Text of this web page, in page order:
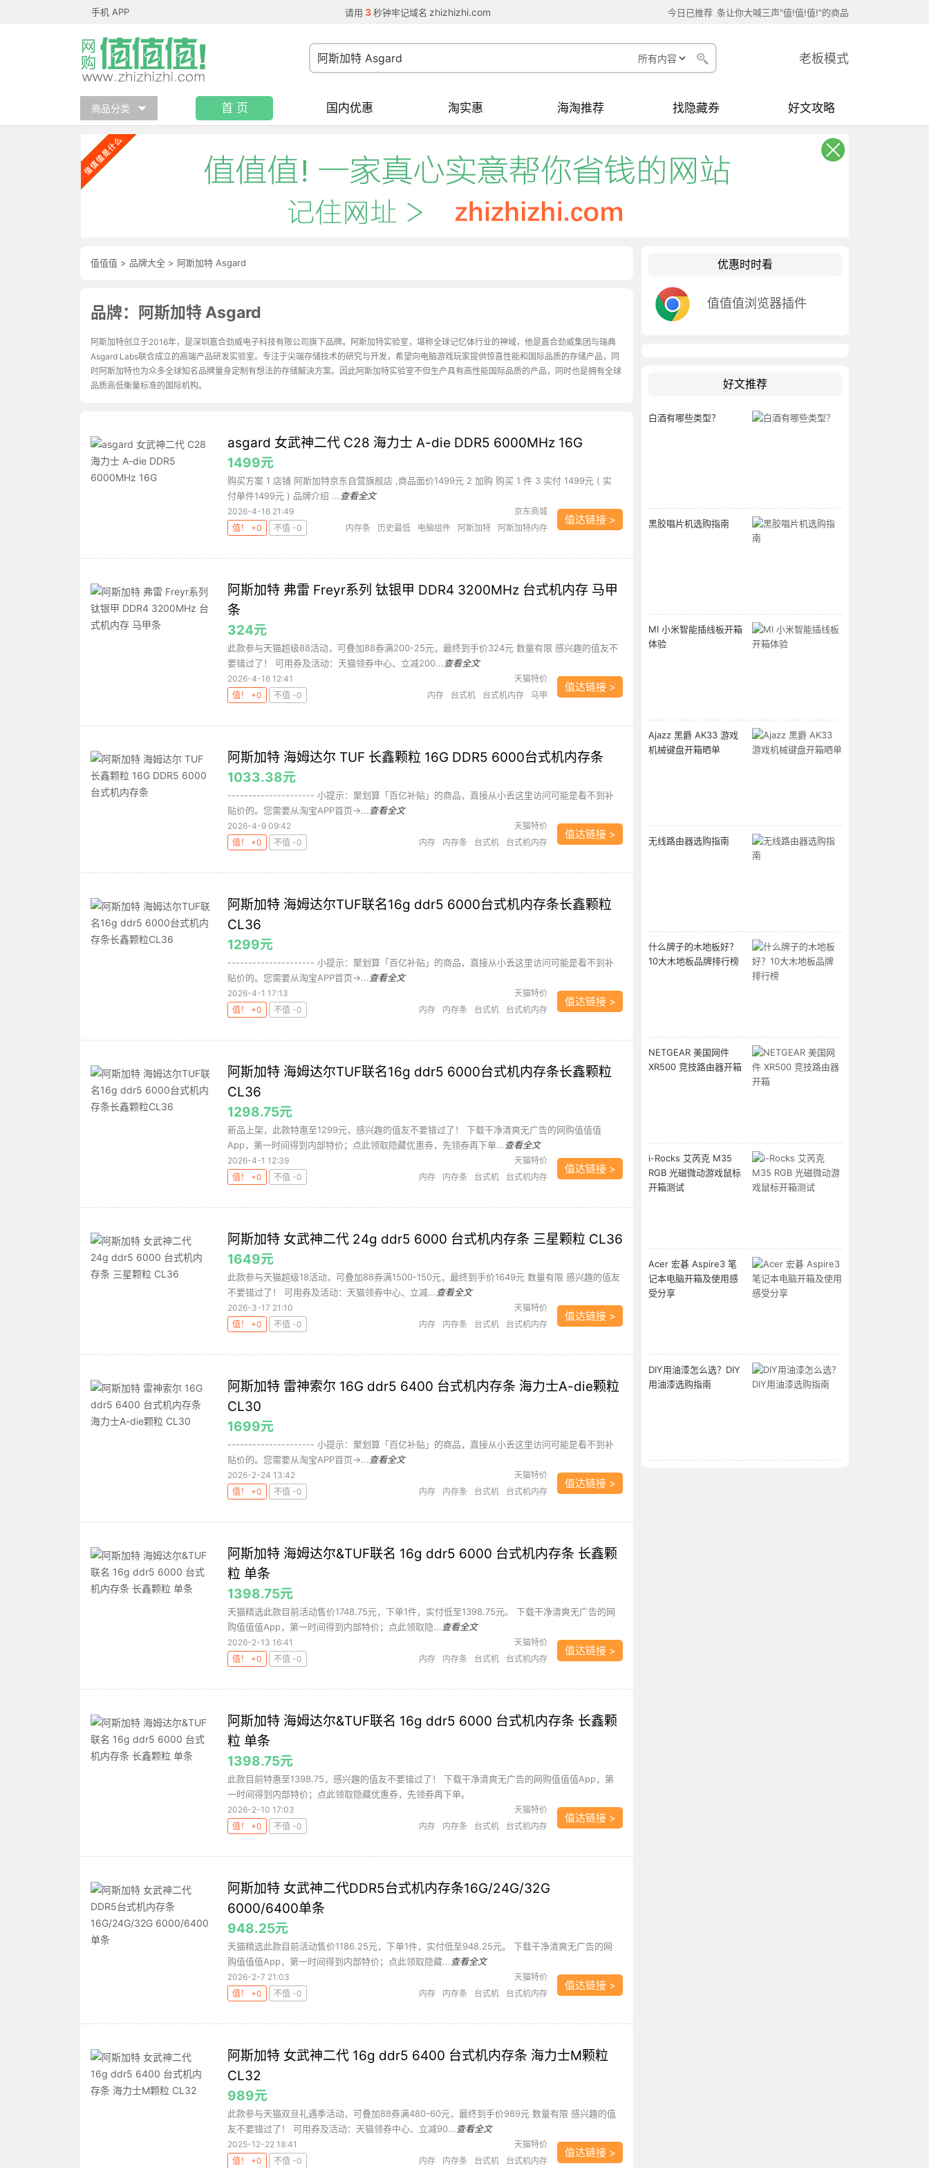
手机 APP 请用 3 秒钟牢记域名 zhizhizhi.com 今日已推荐 条让你大喊三声"值!值!值!"的商品
老板模式
商品分类 首 页 国内优惠 淘实惠 海淘推荐 找隐藏券 好文攻略
值值值 > 品牌大全 > 阿斯加特 Asgard
品牌：阿斯加特 Asgard
阿斯加特创立于2016年，是深圳嘉合劲威电子科技有限公司旗下品牌。阿斯加特实验室，堪称全球记忆体行业的神域，他是嘉合劲威集团与瑞典
Asgard Labs联合成立的高端产品研发实验室。专注于尖端存储技术的研究与开发，希望向电脑游戏玩家提供惊喜性能和国际品质的存储产品，同
时阿斯加特也为众多全球知名品牌量身定制有想法的存储解決方案。因此阿斯加特实验室不但生产具有高性能国际品质的产品，同时也是拥有全球
品质高低衡量标准的国际机构。
asgard 女武神二代 C28 海力士 A-die DDR5 6000MHz 16G
1499元
购买方案 1 店铺 阿斯加特京东自营旗舰店 ,商品面价1499元 2 加购 购买 1 件 3 实付 1499元 ( 实
付单件1499元 ) 品牌介绍 ... 查看全文
2026-4-16 21:49
京东商城
值！ +0
不值 -0 内存条 历史最低 电脑组件 阿斯加特
阿斯加特内存
值达链接 >
阿斯加特 弗雷 Freyr系列 钛银甲 DDR4 3200MHz 台式机内存 马甲
条
324元
此款参与天猫超级88活动，可叠加88券满200-25元，最终到手价324元 数量有限 感兴趣的值友不
要错过了！ 可用券及活动：天猫领券中心、立减200... 查看全文
2026-4-16 12:41
天猫特价
值！ +0
不值 -0 内存 台式机 台式机内存 马甲
值达链接 >
阿斯加特 海姆达尔 TUF 长鑫颗粒 16G DDR5 6000台式机内存条
1033.38元
--------------------- 小提示：聚划算「百亿补贴」的商品，直接从小丢这里访问可能是看不到补
贴价的。您需要从淘宝APP首页->... 查看全文
2026-4-9 09:42
天猫特价
值！ +0
不值 -0 内存 内存条 台式机 台式机内存
值达链接 >
阿斯加特 海姆达尔TUF联名16g ddr5 6000台式机内存条长鑫颗粒
CL36
1299元
--------------------- 小提示：聚划算「百亿补贴」的商品，直接从小丢这里访问可能是看不到补
贴价的。您需要从淘宝APP首页->... 查看全文
2026-4-1 17:13
天猫特价
值！ +0
不值 -0 内存 内存条 台式机 台式机内存
值达链接 >
阿斯加特 海姆达尔TUF联名16g ddr5 6000台式机内存条长鑫颗粒
CL36
1298.75元
新品上架，此款特惠至1299元，感兴趣的值友不要错过了！ 下载干净清爽无广告的网购值值值
App，第一时间得到内部特价；点此领取隐藏优惠券，先领券再下单... 查看全文
2026-4-1 12:39
天猫特价
值！ +0
不值 -0 内存 内存条 台式机 台式机内存
值达链接 >
阿斯加特 女武神二代 24g ddr5 6000 台式机内存条 三星颗粒 CL36
1649元
此款参与天猫超级18活动，可叠加88券满1500-150元，最终到手价1649元 数量有限 感兴趣的值友
不要错过了！ 可用券及活动：天猫领券中心、立减... 查看全文
2026-3-17 21:10
天猫特价
值！ +0
不值 -0 内存 内存条 台式机 台式机内存
值达链接 >
阿斯加特 雷神索尔 16G ddr5 6400 台式机内存条 海力士A-die颗粒
CL30
1699元
--------------------- 小提示：聚划算「百亿补贴」的商品，直接从小丢这里访问可能是看不到补
贴价的。您需要从淘宝APP首页->... 查看全文
2026-2-24 13:42
天猫特价
值！ +0
不值 -0 内存 内存条 台式机 台式机内存
值达链接 >
阿斯加特 海姆达尔&TUF联名 16g ddr5 6000 台式机内存条 长鑫颗
粒 单条
1398.75元
天猫精选此款目前活动售价1748.75元，下单1件，实付低至1398.75元。 下载干净清爽无广告的网
购值值值App，第一时间得到内部特价；点此领取隐... 查看全文
2026-2-13 16:41
天猫特价
值！ +0
不值 -0 内存 内存条 台式机 台式机内存
值达链接 >
阿斯加特 海姆达尔&TUF联名 16g ddr5 6000 台式机内存条 长鑫颗
粒 单条
1398.75元
此款目前特惠至1398.75，感兴趣的值友不要错过了！ 下载干净清爽无广告的网购值值值App，第
一时间得到内部特价；点此领取隐藏优惠券，先领券再下单。
2026-2-10 17:03
天猫特价
值！ +0
不值 -0 内存 内存条 台式机 台式机内存
值达链接 >
阿斯加特 女武神二代DDR5台式机内存条16G/24G/32G
6000/6400单条
948.25元
天猫精选此款目前活动售价1186.25元，下单1件，实付低至948.25元。 下载干净清爽无广告的网
购值值值App，第一时间得到内部特价；点此领取隐藏... 查看全文
2026-2-7 21:03
天猫特价
值！ +0
不值 -0 内存 内存条 台式机 台式机内存
值达链接 >
阿斯加特 女武神二代 16g ddr5 6400 台式机内存条 海力士M颗粒
CL32
989元
此款参与天猫双旦礼遇季活动，可叠加88券满480-60元，最终到手价989元 数量有限 感兴趣的值
友不要错过了！ 可用券及活动：天猫领券中心、立减90... 查看全文
2025-12-22 18:41
天猫特价
值！ +0
不值 -0 内存 内存条 台式机 台式机内存
值达链接 >
优惠时时看
值值值浏览器插件
好文推荐
白酒有哪些类型？
黑胶唱片机选购指南
MI 小米智能插线板开箱
体验
Ajazz 黑爵 AK33 游戏
机械键盘开箱晒单
无线路由器选购指南
什么牌子的木地板好？
10大木地板品牌排行榜
NETGEAR 美国网件
XR500 竞技路由器开箱
i-Rocks 艾芮克 M35
RGB 光磁微动游戏鼠标
开箱测试
Acer 宏碁 Aspire3 笔
记本电脑开箱及使用感
受分享
DIY用油漆怎么选？DIY
用油漆选购指南